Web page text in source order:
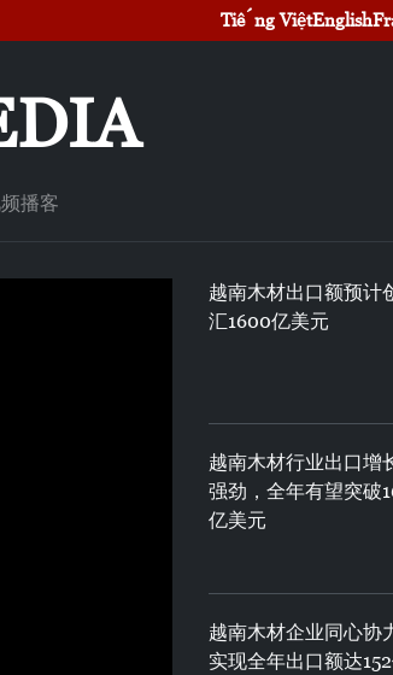
Tiếng ViệtEnglish
播客
越南木材出口额预计
汇1600亿美元
越南木材行业出口增
强劲，全年有望突破
亿美元
越南木材企业同心协
实现全年出口额达